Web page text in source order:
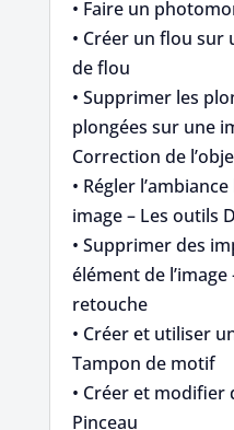
• Faire un
• Créer un flou sur
de flou
• Supprimer les
plongées sur une
Correction de
• Régler
image – Les outils
• Supprimer des
élément de
retouche
• Créer et utiliser
Tampon de motif
• Créer et modifier
Pinceau